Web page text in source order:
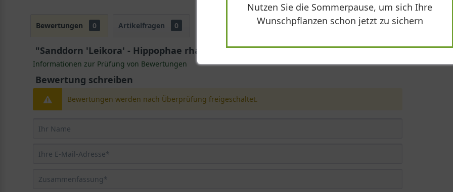
Bewertungen 0 Artikelfragen 0
"Sanddorn 'Leikora' - Hippophae rhamnoides 'Leikora'"
Informationen zur Prüfung von Bewertungen
Bewertung schreiben
Bewertungen werden nach Überprüfung freigeschaltet.
Nutzen Sie die Sommerpause, um sich Ihre
Wunschpflanzen schon jetzt zu sichern